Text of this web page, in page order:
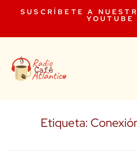
SUSCRÍBETE A
YOUTUBE
Etiqueta: